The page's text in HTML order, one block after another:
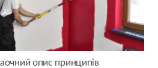
опис принципів